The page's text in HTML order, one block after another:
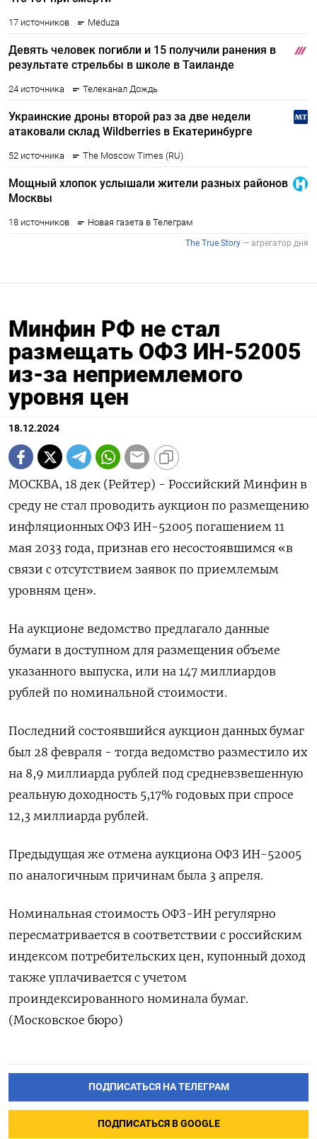
Минфин РФ не стал
размещать ОФЗ ИН-52005
из-за неприемлемого
уровня цен
18.12.2024
МОСКВА, 18 дек (Рейтер) - Российский Минфин в
среду не стал проводить аукцион по размещению
инфляционных ОФЗ ИН-52005 погашением 11
мая 2033 года, признав его несостоявшимся «в
связи с отсутствием заявок по приемлемым
уровням цен».
На аукционе ведомство предлагало данные
бумаги в доступном для размещения объеме
указанного выпуска, или на 147 миллиардов
рублей по номинальной стоимости.
Последний состоявшийся аукцион данных бумаг
был 28 февраля - тогда ведомство разместило их
на 8,9 миллиарда рублей под средневзвешенную
реальную доходность 5,17% годовых при спросе
12,3 миллиарда рублей.
Предыдущая же отмена аукциона ОФЗ ИН-52005
по аналогичным причинам была 3 апреля.
Номинальная стоимость ОФЗ-ИН регулярно
пересматривается в соответствии с российским
индексом потребительских цен, купонный доход
также уплачивается с учетом
проиндексированного номинала бумаг.
(Московское бюро)
ПОДПИСАТЬСЯ НА ТЕЛЕГРАМ
ПОДПИСАТЬСЯ В GOOGLE